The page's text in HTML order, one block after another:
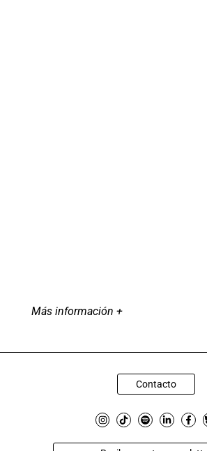
Más información +
Contacto